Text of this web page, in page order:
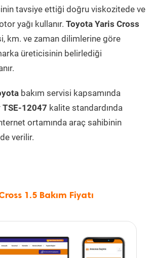
tavsiye ettiği doğru viskozitede ve
yağı kullanır. Toyota Yaris Cross
km. ve zaman dilimlerine göre
üreticisinin belirlediği
bakım servisi kapsamında
TSE-12047 kalite standardında
ortamında araç sahibinin
verilir.
1.5 Bakım Fiyatı